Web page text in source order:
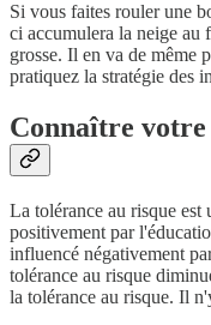
Si vous faites rouler une
ci accumulera la neige au
grosse. Il en va de même
pratiquez la stratégie des
Connaître
La tolérance au risque
positivement par
influencé négativement
tolérance au risque
la tolérance au risque. Il